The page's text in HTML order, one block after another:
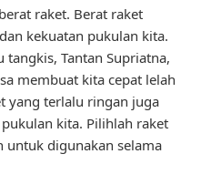
raket. Berat raket
kekuatan pukulan kita.
Tantan Supriatna,
membuat kita cepat lelah
yang terlalu ringan juga
kita. Pilihlah raket
untuk digunakan selama